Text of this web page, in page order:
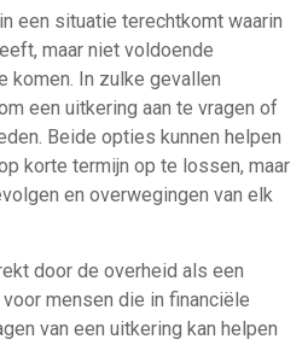
een situatie terechtkomt waarin
maar niet voldoende
komen. In zulke gevallen
een uitkering aan te vragen of
Beide opties kunnen helpen
korte termijn op te lossen, maar
en overwegingen van elk
door de overheid als een
mensen die in financiële
van een uitkering kan helpen